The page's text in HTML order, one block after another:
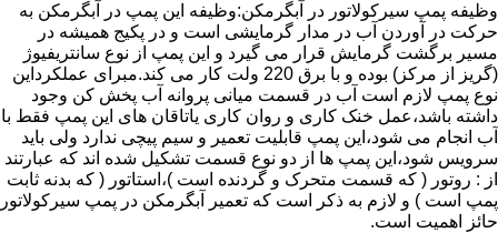
وظیفه پمپ سیرکولاتور در آبگرمکن:وظیفه این پمپ در آبگرمکن به
حرکت در آوردن آب در مدار گرمایشی است و در پکیج همیشه در
مسیر برگشت گرمایش قرار می گیرد و این پمپ از نوع سانتریفیوژ
(گریز از مرکز) بوده و با برق 220 ولت کار می کند.مبرای عملکرداین
نوع پمپ لازم است آب در قسمت میانی پروانه آب پخش کن وجود
داشته باشد،عمل خنک کاری و روان کاری یاتاقان های این پمپ فقط با
آب انجام می شود،این پمپ قابلیت تعمیر و سیم پیچی ندارد ولی باید
سرویس شود،این پمپ ها از دو نوع قسمت تشکیل شده اند که عبارتند
از : روتور ( که قسمت متحرک و گردنده است )،استاتور ( که بدنه ثابت
پمپ است ) و لازم به ذکر است که تعمیر آبگرمکن در پمپ سیرکولاتور
حائز اهمیت است.